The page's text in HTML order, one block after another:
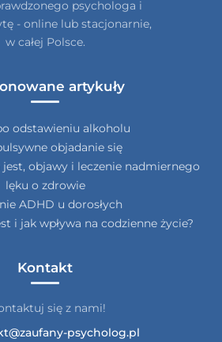
psychologa i
- online lub stacjonarnie,
w całej Polsce.
artykuły
odstawieniu alkoholu
objadanie się
objawy i leczenie nadmiernego
lęku o zdrowie
ADHD u dorosłych
i jak wpływa na codzienne życie?
Kontakt
się z nami!
psycholog.pl